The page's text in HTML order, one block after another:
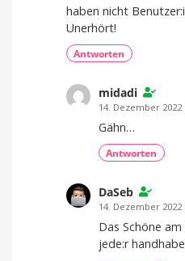
haben nicht
Unerhört!
Antworten
midadi
14. Dezember
Gähn…
Antworten
DaSeb
14. Dezember
Das Schöne
jede:r